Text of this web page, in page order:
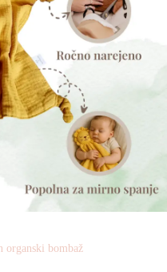
organski bombaž